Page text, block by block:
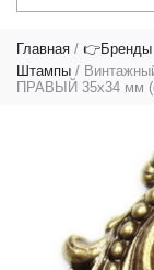
Главная / 👉Бренды
Штампы /
ПРАВЫЙ 35х34 мм